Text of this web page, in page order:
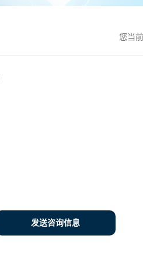
您当
发送咨询信息